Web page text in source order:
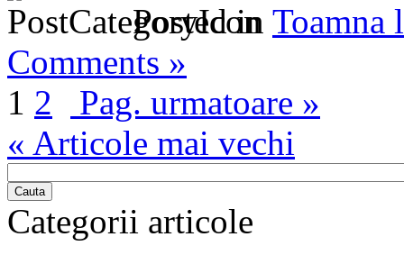
Posted in Toamna
Comments »
1 2
Pag. urmatoare »
« Articole mai vechi
Cauta
Categorii articole